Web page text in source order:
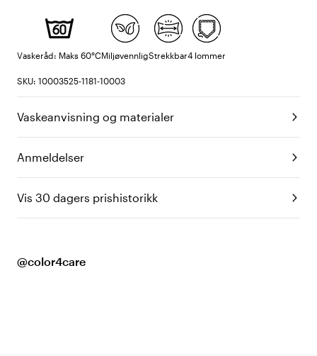
Vaskeråd: Maks 60°CMiljøvennligStrekkbar4 lommer
SKU: 10003525-1181-10003
Vaskeanvisning og materialer
Anmeldelser
Vis 30 dagers prishistorikk
@color4care